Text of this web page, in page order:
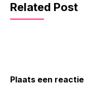
Related Post
Plaats een reactie